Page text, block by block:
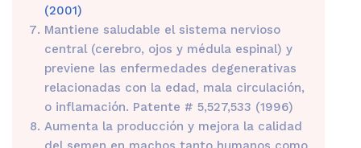
(2001)
Mantiene saludable el sistema nervioso
central (cerebro, ojos y médula espinal) y
previene las enfermedades degenerativas
relacionadas con la edad, mala circulación,
o inflamación. Patente # 5,527,533 (1996)
Aumenta la producción y mejora la calidad